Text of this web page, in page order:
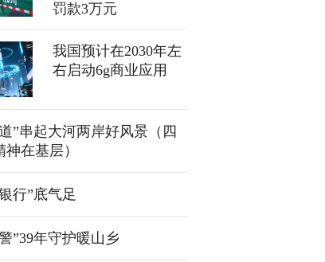
罚款3万元
我国预计在2030年左
右启动6g商业应用
”串起大河两岸好风景（四
在基层）
行”底气足
”39年守护暖山乡